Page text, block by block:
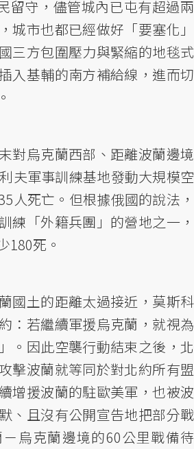
留守，儘管城內已屯有超過兩
城市也都已經做好「要塞化」
三方包圍壓力與緊縮的地毯式
入基輔的南方補給線，進而切
對烏克蘭西部、距離波蘭邊境
夫軍事訓練基地發動大規模空
人死亡。但根據俄國的說法，
練「外籍兵團」的營地之一，
180死。
國土的距離太過接近，莫斯科
：若繼續軍援烏克蘭，就視為
。因此空襲行動結束之後，北
擊波蘭就等同於對北約所有盟
增援波蘭的駐歐美軍，也被波
、且沒有公開宣告地把部分戰
烏克蘭邊境的60公里戰備待